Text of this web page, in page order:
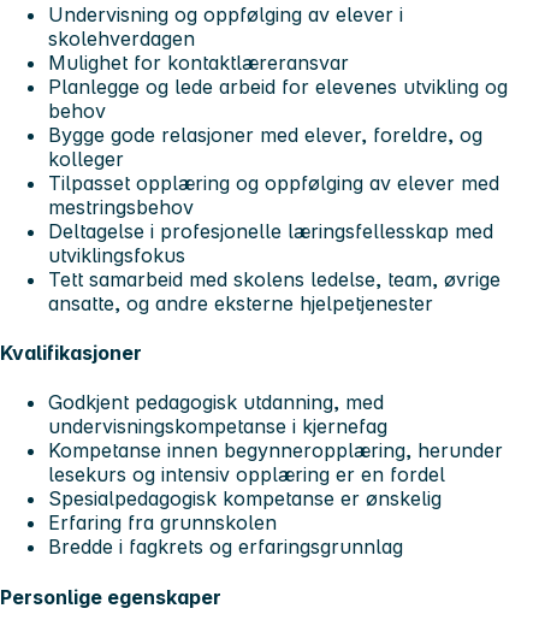
Undervisning og oppfølging av elever i
skolehverdagen
Mulighet for kontaktlæreransvar
Planlegge og lede arbeid for elevenes utvikling og
behov
Bygge gode relasjoner med elever, foreldre, og
kolleger
Tilpasset opplæring og oppfølging av elever med
mestringsbehov
Deltagelse i profesjonelle læringsfellesskap med
utviklingsfokus
Tett samarbeid med skolens ledelse, team, øvrige
ansatte, og andre eksterne hjelpetjenester
Kvalifikasjoner
Godkjent pedagogisk utdanning, med
undervisningskompetanse i kjernefag
Kompetanse innen begynneropplæring, herunder
lesekurs og intensiv opplæring er en fordel
Spesialpedagogisk kompetanse er ønskelig
Erfaring fra grunnskolen
Bredde i fagkrets og erfaringsgrunnlag
Personlige egenskaper